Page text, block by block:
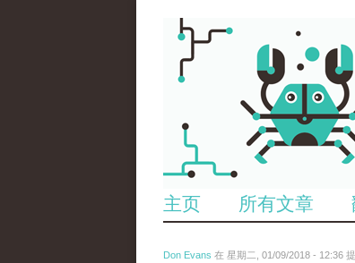
主页 所有文章
Don Evans 在 星期二, 01/09/2018 - 12:36